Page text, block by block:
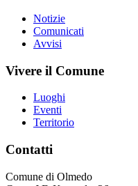
Notizie
Comunicati
Avvisi
Vivere il Comune
Luoghi
Eventi
Territorio
Contatti
Comune di Olmedo